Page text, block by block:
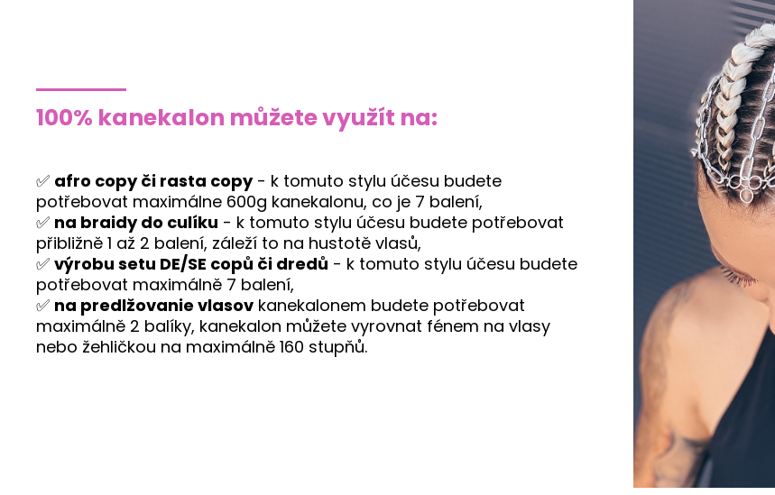
100% kanekalon můžete využít na:
✅ afro copy či rasta copy- k tomuto stylu účesu budete
potřebovat maximálne 600g kanekalonu, co je 7 balení,
✅ na braidy do culíku - k tomuto stylu účesu budete potřebovat
přibližně 1 až 2 balení, záleží to na hustotě vlasů,
✅ výrobu setu DE/SE copů či dredů - k tomuto stylu účesu budete
potřebovat maximálně 7 balení,
✅ na predlžovanie vlasov kanekalonem budete potřebovat
maximálně 2 balíky, kanekalon můžete vyrovnat fénem na vlasy
nebo žehličkou na maximálně 160 stupňů.